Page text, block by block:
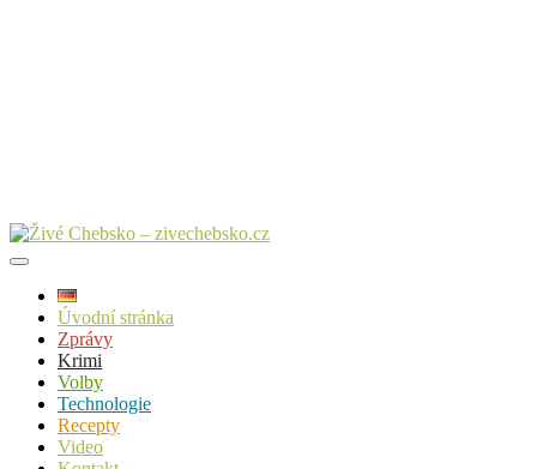
Úvodní stránka
Zprávy
Krimi
Volby
Technologie
Recepty
Video